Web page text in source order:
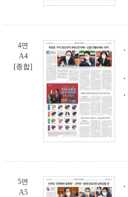
4면
A4
[종합]
5면
A5